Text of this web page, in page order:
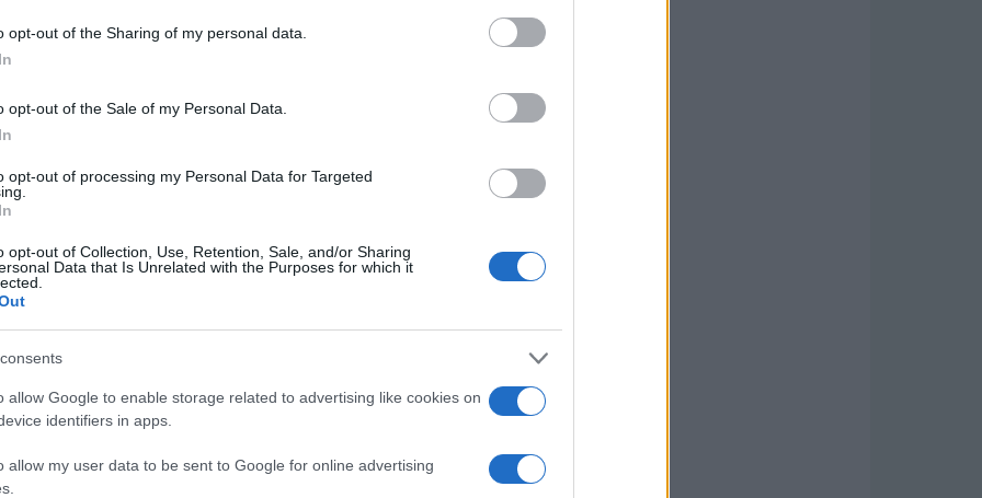
opt-out of the Sharing of my personal data.
opt-out of the Sale of my Personal Data.
opt-out of processing my Personal Data for Targeted
opt-out of Collection, Use, Retention, Sale, and/or Sharing
Data that Is Unrelated with the Purposes for which it
allow Google to enable storage related to advertising like cookies on
identifiers in apps.
allow my user data to be sent to Google for online advertising
FinOps, non solo come strategia per ridurre i
fondamentale per le organizzazioni. Si
alla predittività nella gestione della
una voce di bilancio ingestibile a un vero e
innovazione fluida e scalabilità immediata.
Chief Information Officer (CIO), questo ha
hardware complessi e lenti.
hanno accolto con favore il modello di
maggiore efficienza.